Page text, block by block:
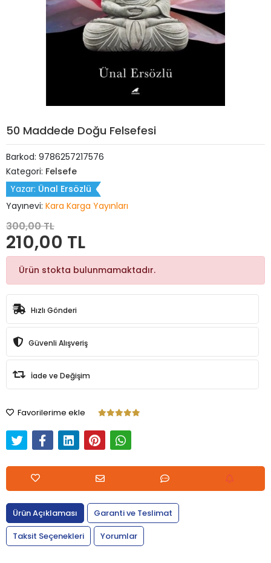
50 Maddede Doğu Felsefesi
Barkod: 9786257217576
Kategori: Felsefe
Yazar: Ünal Ersözlü
Yayınevi: Kara Karga Yayınları
300,00 TL
210,00 TL
Ürün stokta bulunmamaktadır.
Hızlı Gönderi
Güvenli Alışveriş
İade ve Değişim
Favorilerime ekle
Ürün Açıklaması
Garanti ve Teslimat
Taksit Seçenekleri
Yorumlar